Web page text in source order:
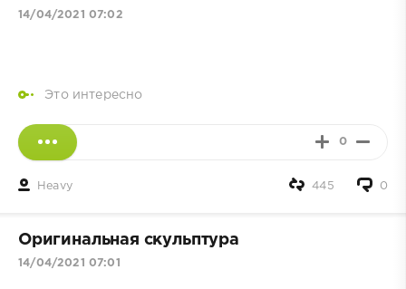
14/04/2021 07:02
Это интересно
0
Heavy 0
445
Оригинальная скульптура
14/04/2021 07:01